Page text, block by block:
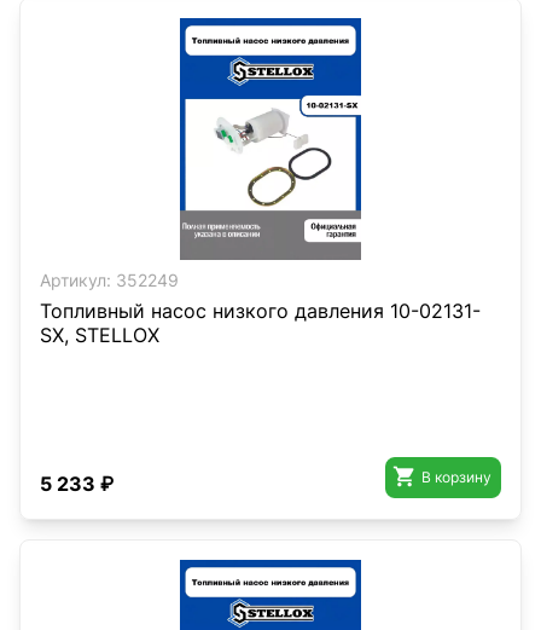
Артикул: 352249
Топливный насос низкого давления 10-02131-
SX, STELLOX
5 233 ₽  В корзину